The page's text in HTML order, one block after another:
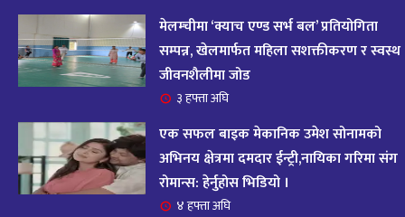
अगस्ट २०२५
११ महिना अघि
१६ आजको राशिफल – २०८२ साल भाद्र १० गते, मंगलबार
१७ आजको राशिफल – २०८२ साल भाद्र १० गते, मंगलबार
११ महिना अघि
मेलम्चीमा ‘क्याच एण्ड सर्भ बल’ प्रतियोगिता
सम्पन्न, खेलमार्फत महिला सशक्तीकरण र स्वस्थ
जीवनशैलीमा जोड
३ हफ्ता अघि
एक सफल बाइक मेकानिक उमेश सोनामको
अभिनय क्षेत्रमा दमदार ईन्ट्री,नायिका गरिमा संग
रोमान्स: हेर्नुहोस भिडियो ।
४ हफ्ता अघि